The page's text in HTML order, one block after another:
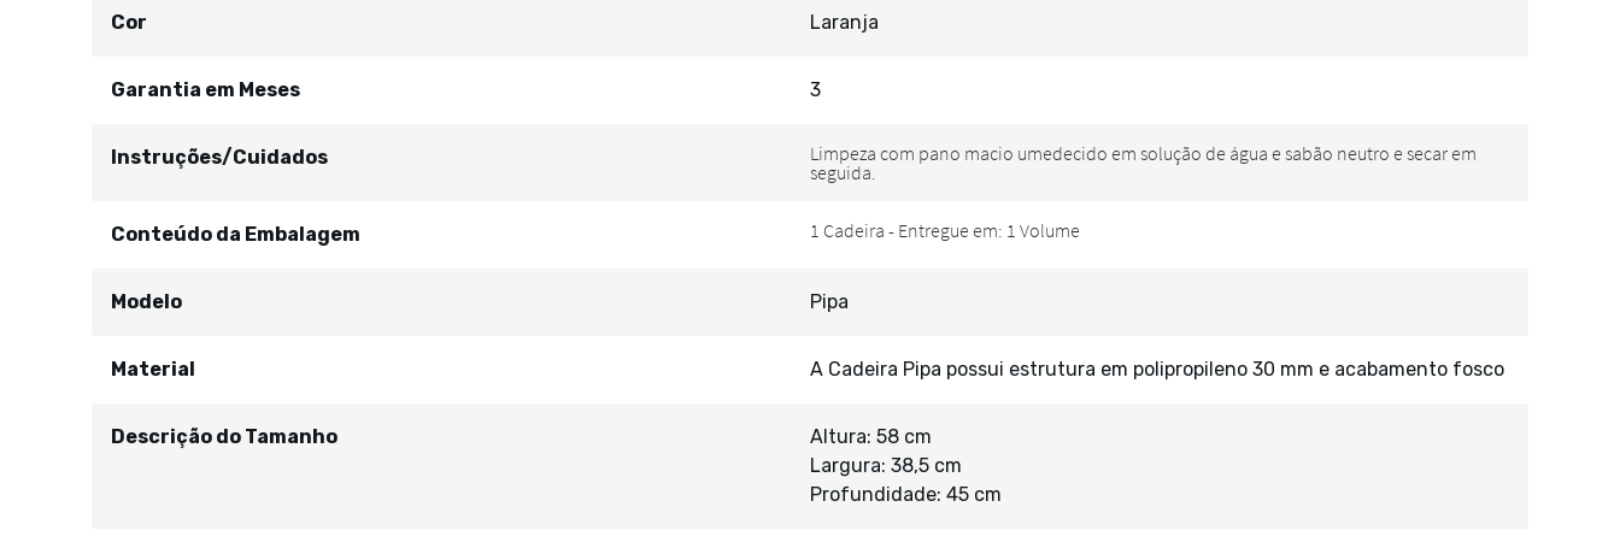
Cor Laranja
Garantia em Meses 3
Instruções/Cuidados
Conteúdo da Embalagem
Modelo Pipa
Material A Cadeira Pipa possui estrutura em polipropileno 30 mm e acabamento fosco
Descrição do Tamanho
Altura: 58 cm
Largura: 38,5 cm
Profundidade: 45 cm